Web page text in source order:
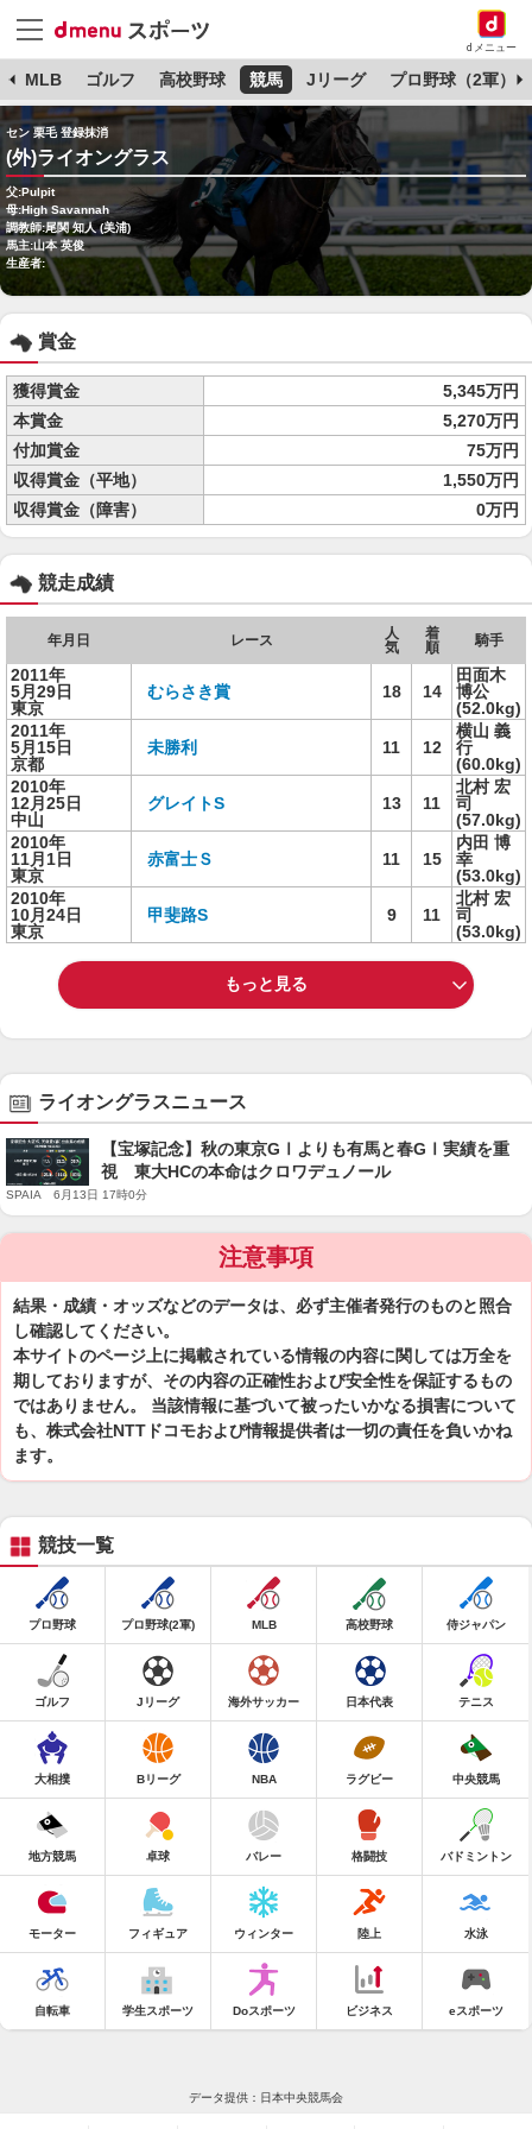
dメニュー
MLB ゴルフ 高校野球 競馬 Jリーグ プロ野球（2軍）
セン 栗毛 登録抹消
(外)ライオングラス
父:Pulpit
母:High Savannah
調教師:尾関 知人 (美浦)
馬主:山本 英俊
生産者:
賞金
獲得賞金
5,345万円
本賞金
5,270万円
付加賞金
75万円
収得賞金（平地）
1,550万円
収得賞金（障害）
0万円
競走成績
年月日 レース
人
気
着
順
騎手
2011年
5月29日
東京
むらさき賞 18 14
田面木
博公
(52.0kg)
2011年
5月15日
京都
未勝利 11 12
横山 義
行
(60.0kg)
2010年
12月25日
中山
グレイトS 13 11
北村 宏
司
(57.0kg)
2010年
11月1日
東京
赤富士Ｓ 11 15
内田 博
幸
(53.0kg)
2010年
10月24日
東京
甲斐路S 9 11
北村 宏
司
(53.0kg)
もっと見る
ライオングラスニュース
【宝塚記念】秋の東京GⅠよりも有馬と春GⅠ実績を重
視 東大HCの本命はクロワデュノール
SPAIA 6月13日 17時0分
注意事項
結果・成績・オッズなどのデータは、必ず主催者発行のものと照合
し確認してください。
本サイトのページ上に掲載されている情報の内容に関しては万全を
期しておりますが、その内容の正確性および安全性を保証するもの
ではありません。 当該情報に基づいて被ったいかなる損害について
も、株式会社NTTドコモおよび情報提供者は一切の責任を負いかね
ます。
競技一覧
プロ野球 プロ野球(2軍) MLB 高校野球 侍ジャパン
ゴルフ Jリーグ 海外サッカー 日本代表 テニス
大相撲 Bリーグ NBA ラグビー 中央競馬
地方競馬 卓球 バレー 格闘技 バドミントン
モーター フィギュア ウィンター 陸上 水泳
自転車 学生スポーツ Doスポーツ ビジネス eスポーツ
データ提供：日本中央競馬会